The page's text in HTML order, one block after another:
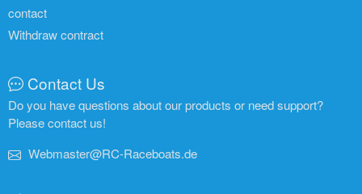
contact
Withdraw contract
Contact Us
Do you have questions about our products or need support?
Please contact us!
Webmaster@RC-Raceboats.de